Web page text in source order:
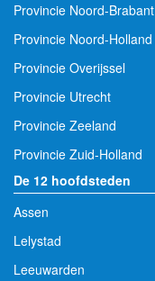
Provincie Noord-Brabant
Provincie Noord-Holland
Provincie Overijssel
Provincie Utrecht
Provincie Zeeland
Provincie Zuid-Holland
De 12 hoofdsteden
Assen
Lelystad
Leeuwarden